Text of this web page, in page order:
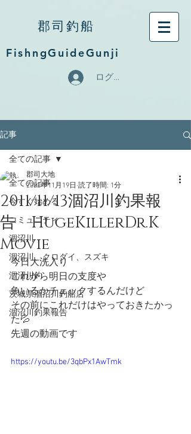
郡司釣船
FishngGuideGunji
ログイン
記事
全ての記事
今すぐ始める
コミュニティ
涸沼川
涸沼川、クロダイ、スズキ
涸沼川釣
茨城県涸沼川釣船店
涸沼川釣果報告
全ての記事
2011/11/13涸沼川釣果報
告 HugeKillerDr.K
Movie
郡司大地
2022年11月19日 読了時間: 1分
今日大洗入り
これから明日の支度や
魚いるかチェックするんだけど
その前にこれだけはやっておきたかっ
た💦
先週の動画です
https://youtu.be/3qbPx1AwTmk